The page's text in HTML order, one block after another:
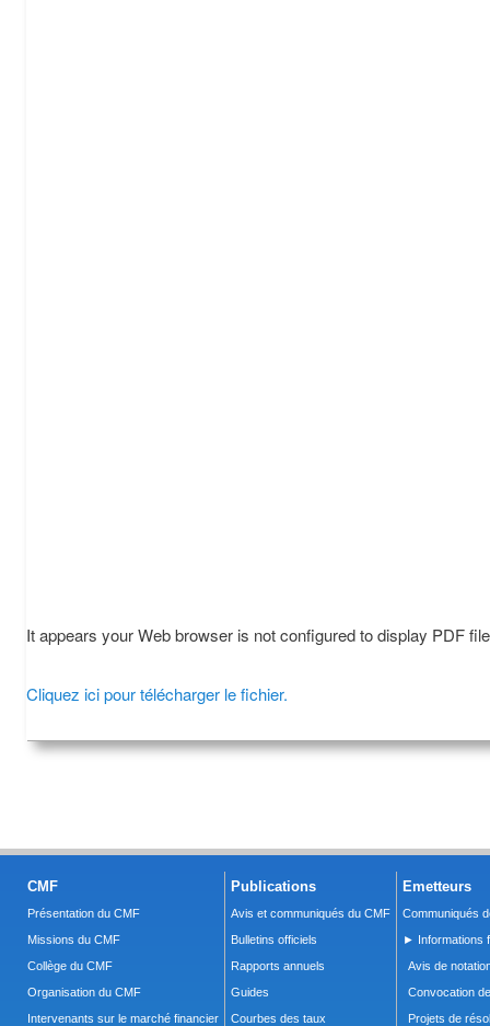
It appears your Web browser is not configured to display PDF
Cliquez ici pour télécharger le fichier.
CMF
Présentation du CMF
Missions du CMF
Collège du CMF
Organisation du CMF
Intervenants sur le marché financier
Publications
Avis et communiqués du CMF
Bulletins officiels
Rapports annuels
Guides
Courbes des taux
Emetteurs
Communiqués
► Informations
Avis de
Convocation
Projets de